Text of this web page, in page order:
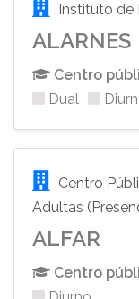
Instituto de
ALARNES
Centro
Dual
Centro
Adultas
ALFAR
Centro